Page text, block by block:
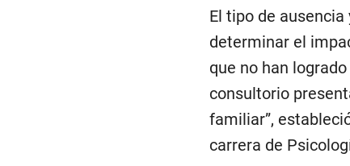
El tipo de
determinar el
que no han
consultorio
familiar”,
carrera de